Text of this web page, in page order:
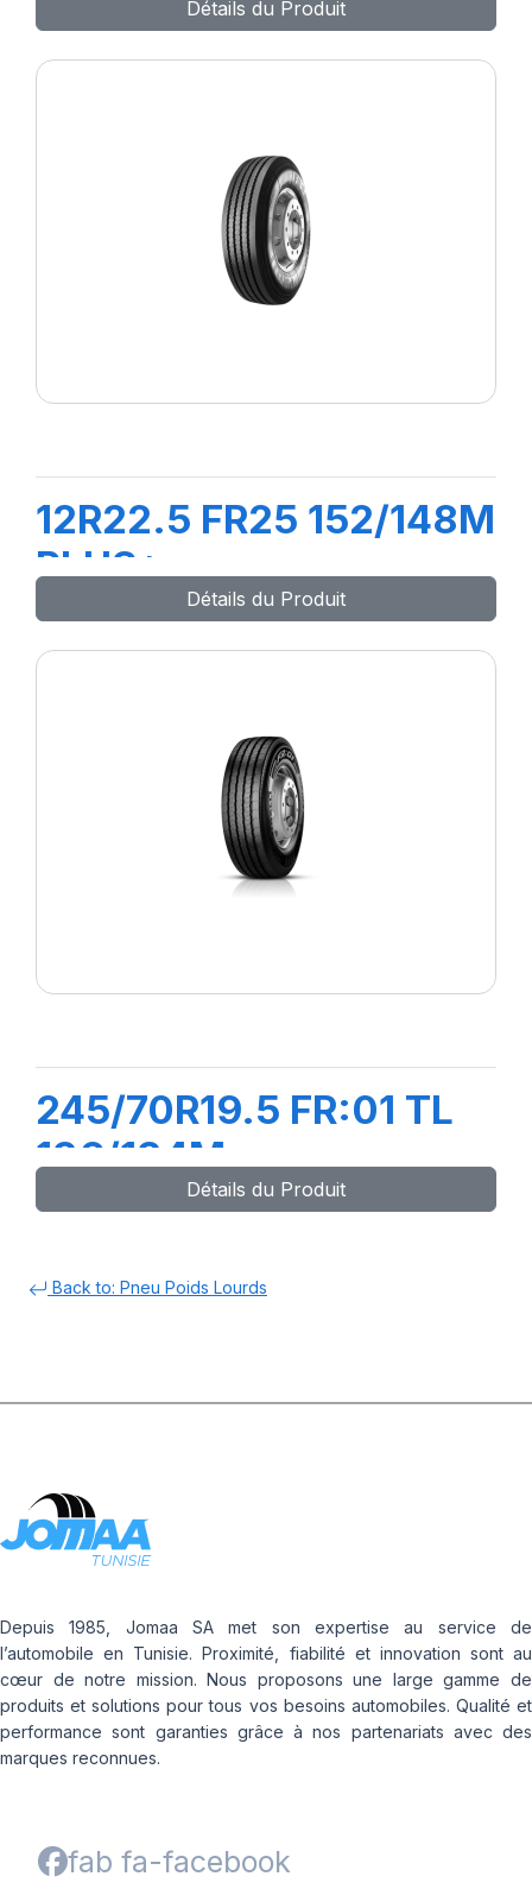
Détails du Produit
12R22.5 FR25 152/148M
PLUS*
Détails du Produit
245/70R19.5 FR:01 TL
136/134M
Détails du Produit
Back to: Pneu Poids Lourds
Depuis 1985, Jomaa SA met son expertise au service de
l’automobile en Tunisie. Proximité, fiabilité et innovation sont au
cœur de notre mission. Nous proposons une large gamme de
produits et solutions pour tous vos besoins automobiles. Qualité et
performance sont garanties grâce à nos partenariats avec des
marques reconnues.
fab fa-facebook